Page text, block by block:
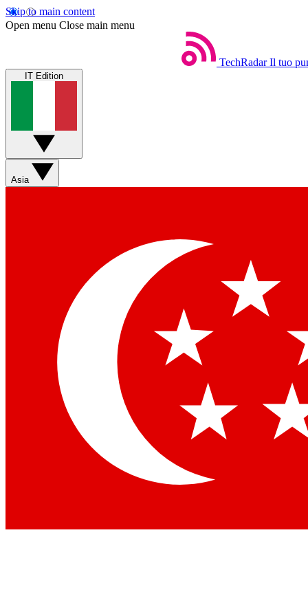
Skip to main content
Open menu Close main menu
TechRadar Il tuo
IT Edition
Asia